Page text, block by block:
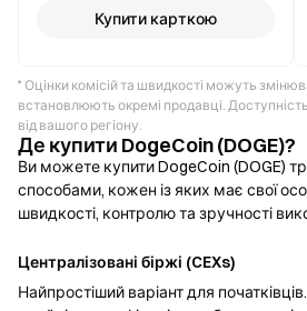
Купити карткою
* Оцінки комісій та швидкості можуть
встановлюють окремі продавці.
від вашого регіону.
Де купити DogeCoin (DOGE)?
Ви можете купити DogeCoin (DOGE)
способами, кожен із яких має свої
швидкості, контролю та зручності
Централізовані біржі (CEXs)
Найпростіший варіант для